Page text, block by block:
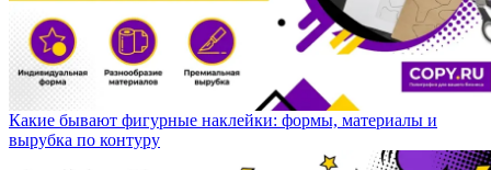
Какие бывают фигурные наклейки: формы, материалы и
вырубка по контуру